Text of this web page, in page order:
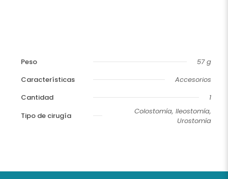
Peso
57 g
Características
Accesorios
Cantidad
1
Tipo de cirugía
Colostomía, Ileostomía,
Urostomía